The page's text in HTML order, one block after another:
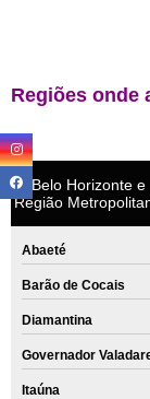
Regiões onde
Belo Horizonte e
Região
Abaeté
Barão de Cocais
Diamantina
Governador
Itaúna